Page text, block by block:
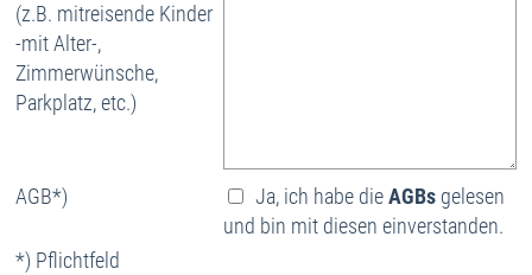
(z.B. mitreisende Kinder
-mit Alter-,
Zimmerwünsche,
Parkplatz, etc.)
AGB*) Ja, ich habe dieAGBs gelesen
und bin mit diesen einverstanden.
*) Pflichtfeld